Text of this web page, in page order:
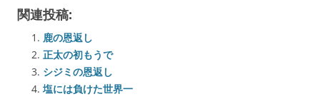
関連投稿:
鹿の恩返し
正太の初もうで
シジミの恩返し
塩には負けた世界一